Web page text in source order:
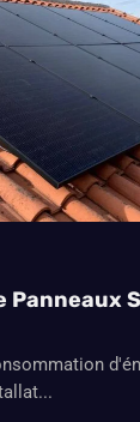
Panneaux